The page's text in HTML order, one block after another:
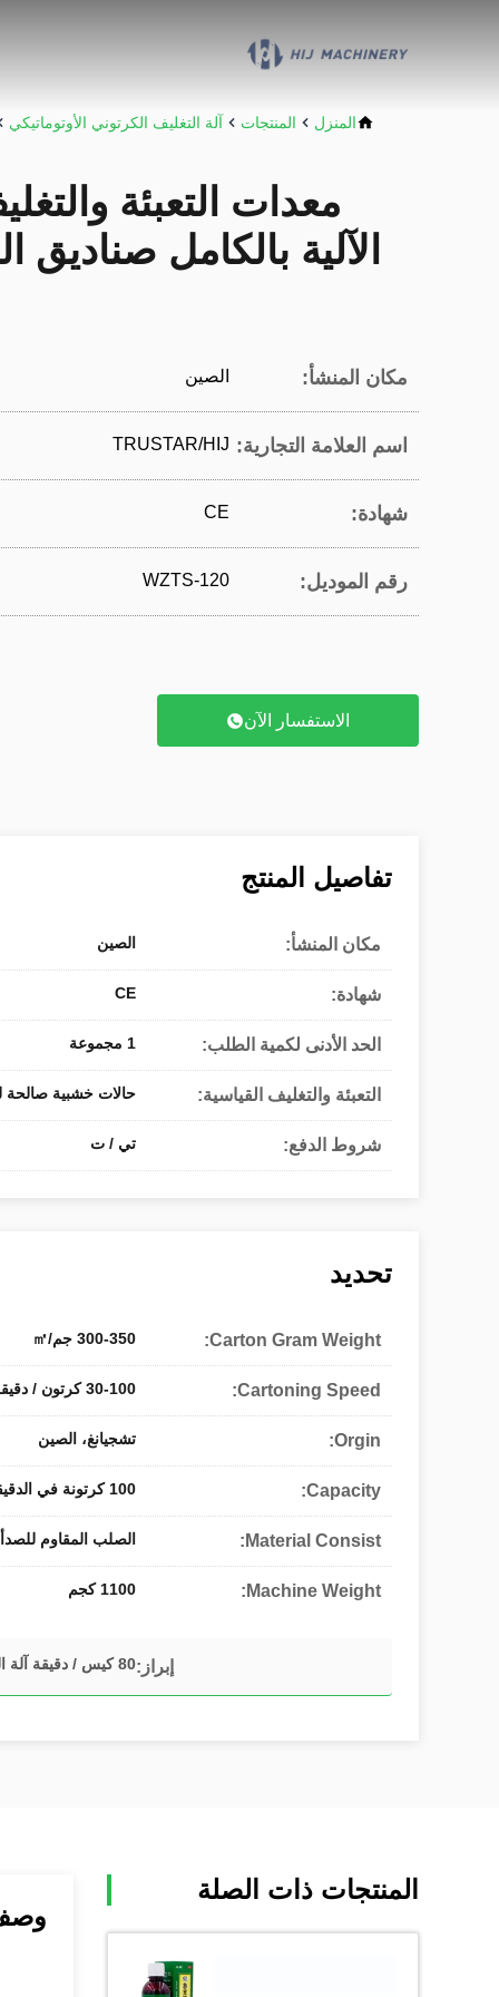
المنزل المنتجات آلة التغليف الكرتوني الأوتوماتيكي
معدات التعبئة
الآلية بالكامل
مكان المنشأ: الصين
اسم العلامة التجارية: TRUSTAR/HIJ
شهادة: CE
رقم الموديل: WZTS-120
الاستفسار الآن
تفاصيل المنتج
مكان المنشأ: الصين
شهادة: CE
الحد الأدنى لكمية الطلب: 1 مجموعة
التعبئة والتغليف القياسية: حالات خشبية صالحة
شروط الدفع: تي / ت
تحديد
Carton Gram Weight: 300-350 جم/㎡
Cartoning Speed: 30-100 كرتون / دقيقة
Orgin: تشجيانغ، الصين
Capacity: 100 كرتونة في الدقيقة
Material Consist: الصلب المقاوم للصدأ 304
Machine Weight: 1100 كجم
إبراز:80 كيس / دقيقة آلة الوسادة الكحولية
المنتجات ذات الصلة